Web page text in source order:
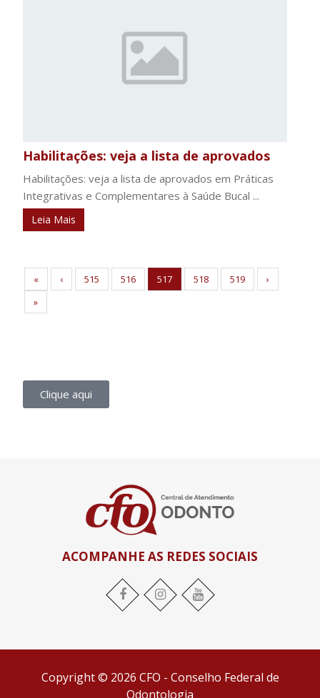
Habilitações: veja a lista de aprovados
Habilitações: veja a lista de aprovados em Práticas
Integrativas e Complementares à Saúde Bucal ...
Leia Mais
« ‹ 515 516 517 518 519
›
»
Clique aqui
ACOMPANHE AS REDES SOCIAIS
Copyright © 2026 CFO - Conselho Federal de
Odontologia